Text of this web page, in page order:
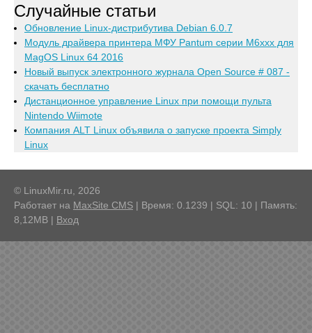
Случайные статьи
Обновление Linux-дистрибутива Debian 6.0.7
Модуль драйвера принтера МФУ Pantum серии M6xxx для
MagOS Linux 64 2016
Новый выпуск электронного журнала Open Source # 087 -
скачать бесплатно
Дистанционное управление Linux при помощи пульта
Nintendo Wiimote
Компания ALT Linux объявила о запуске проекта Simply
Linux
© LinuxMir.ru, 2026
Работает на MaxSite CMS | Время: 0.1239 | SQL: 10 | Память:
8,12MB | Вход